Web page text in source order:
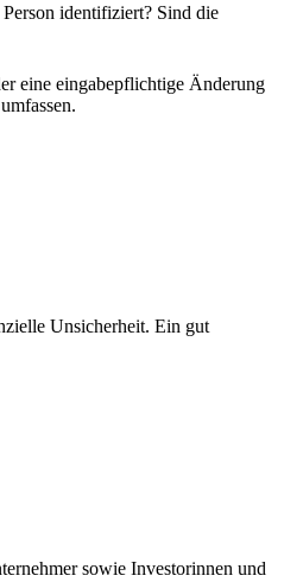
identifiziert? Sind die
eine eingabepflichtige Änderung
Unsicherheit. Ein gut
sowie Investorinnen und